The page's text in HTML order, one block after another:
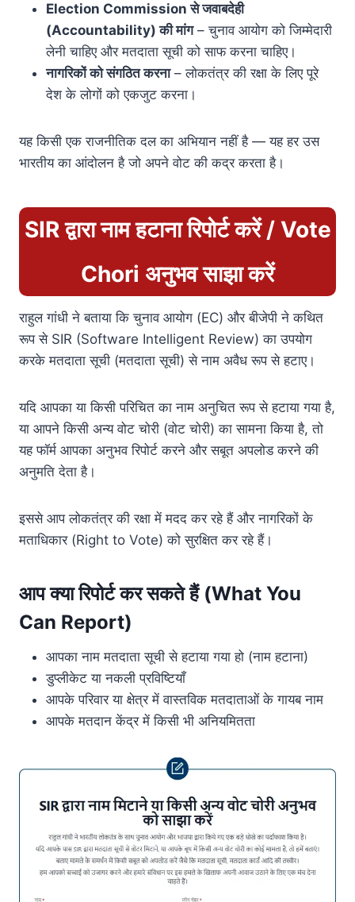
Election Commission से जवाबदेही
(Accountability) की मांग– चुनाव आयोग को जिम्मेदारी
लेनी चाहिए और मतदाता सूची को साफ करना चाहिए।
नागरिकों को संगठित करना– लोकतंत्र की रक्षा के लिए पूरे
देश के लोगों को एकजुट करना।
यह किसी एक राजनीतिक दल का अभियान नहीं है — यह हर उस
भारतीय का आंदोलन है जो अपने वोट की कद्र करता है।
SIR द्वारा नाम हटाना रिपोर्ट करें / Vote
Chori अनुभव साझा करें
राहुल गांधी ने बताया कि चुनाव आयोग (EC) और बीजेपी ने कथित
रूप से SIR (Software Intelligent Review) का उपयोग
करके मतदाता सूची (मतदाता सूची) से नाम अवैध रूप से हटाए।
यदि आपका या किसी परिचित का नाम अनुचित रूप से हटाया गया है,
या आपने किसी अन्य वोट चोरी (वोट चोरी) का सामना किया है, तो
यह फॉर्म आपका अनुभव रिपोर्ट करने और सबूत अपलोड करने की
अनुमति देता है।
इससे आप लोकतंत्र की रक्षा में मदद कर रहे हैं और नागरिकों के
मताधिकार (Right to Vote) को सुरक्षित कर रहे हैं।
आप क्या रिपोर्ट कर सकते हैं (What You
Can Report)
आपका नाम मतदाता सूची से हटाया गया हो (नाम हटाना)
डुप्लीकेट या नकली प्रविष्टियाँ
आपके परिवार या क्षेत्र में वास्तविक मतदाताओं के गायब नाम
आपके मतदान केंद्र में किसी भी अनियमितता